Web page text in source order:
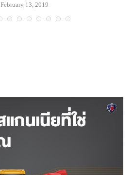
February 13, 2019